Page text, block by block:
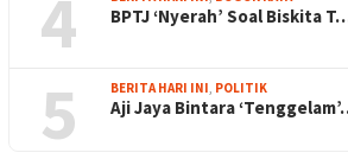
4 BPTJ ‘Nyerah’ Soal Biskita
5 BERITA HARI INI, POLITIK
Aji Jaya Bintara